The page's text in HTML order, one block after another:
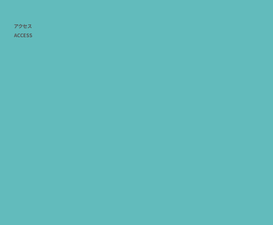
アクセス
ACCESS